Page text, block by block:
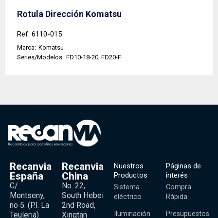
Rotula Dirección Komatsu
Ref: 6110-015
Marca: Komatsu
Series/Modelos: FD10-18-20, FD20-F
Recanvia
España
C/
Montseny,
no 5. (P.l. La
Teuleria)
Recanvia
China
No. 22,
South Hebei
2nd Road,
Xingtan
Nuestros
Productos
Sistema
eléctrico
Iluminación
Páginas de
interés
Compra
Rápida
Presupuestos